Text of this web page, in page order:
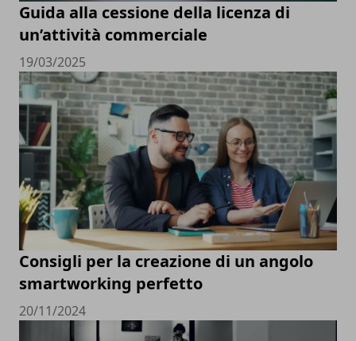
Guida alla cessione della licenza di
un’attività commerciale
19/03/2025
Consigli per la creazione di un angolo
smartworking perfetto
20/11/2024